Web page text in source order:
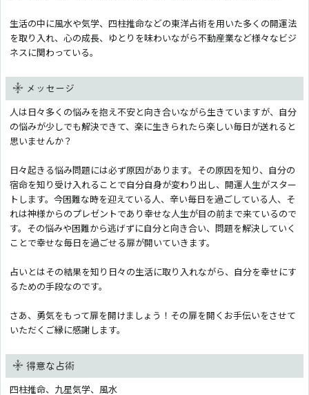
生活の中に風水や気学、四柱推命などの東洋占術を用いた多くの開運法
を取り入れ、心の成長、ゆとりを味わいながら不動産業など様々なビジ
ネスに関わっている。
メッセージ
人は日々多くの悩みを抱え不安と向き合いながら生きていますが、自分
の悩みが少しでも解決できて、楽に生きられたら楽しい毎日が送れると
思いませんか？
日々起きる悩み問題には必ず原因があります。その原因を知り、自分の
宿命を知り受け入れることで自分自身が変わり出し、開運人生がスター
トします。今困難な時を迎えている人、辛い毎日を過ごしている人、そ
れは神様からのプレゼントであり幸せな人生が目の前まで来ているので
す。その悩みや困難から逃げずに自分と向き合い、問題を解決していく
ことで幸せな毎日を過ごせる扉が開いていきます。
占いとはその結果を知り日々の生活に取り入れながら、自分を幸せにす
るための手段なのです。
さあ、勇気をもって扉を開けましょう！その扉を開くお手伝いをさせて
いただくご縁に感謝します。
得意な占術
四柱推命、九星気学、風水